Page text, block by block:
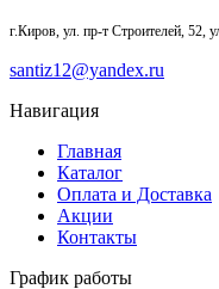
г.Киров, ул. пр-т Строителей, 52,
santiz12@yandex.ru
Навигация
Главная
Каталог
Оплата и Доставка
Акции
Контакты
График работы